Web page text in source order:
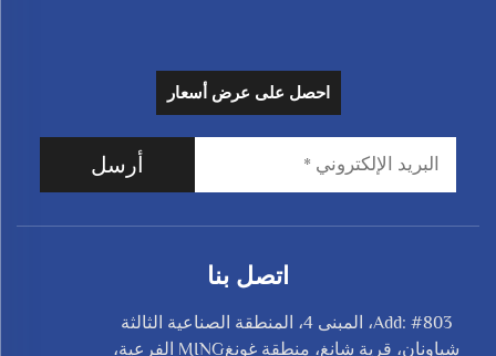
احصل على عرض أسعار
أرسل
اتصل بنا
Add: #803، المبنى 4، المنطقة الصناعية الثالثة
شياونان، قرية شانغ، منطقة غونغMING الفرعية،